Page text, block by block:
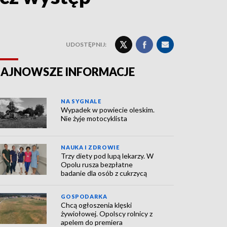
UDOSTĘPNIJ:
INFORMACJE
NA SYGNALE
Wypadek w powiecie oleskim.
Nie żyje motocyklista
NAUKA I ZDROWIE
Trzy diety pod lupą lekarzy. W
Opolu rusza bezpłatne
badanie dla osób z cukrzycą
GOSPODARKA
Chcą ogłoszenia klęski
żywiołowej. Opolscy rolnicy z
apelem do premiera